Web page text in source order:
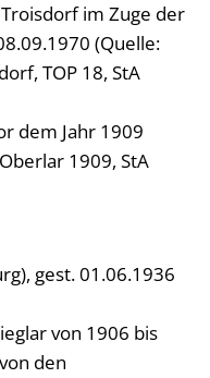
im Zuge der
(Quelle:
TOP 18, StA
dem Jahr 1909
1909, StA
gest. 01.06.1936
von 1906 bis
den